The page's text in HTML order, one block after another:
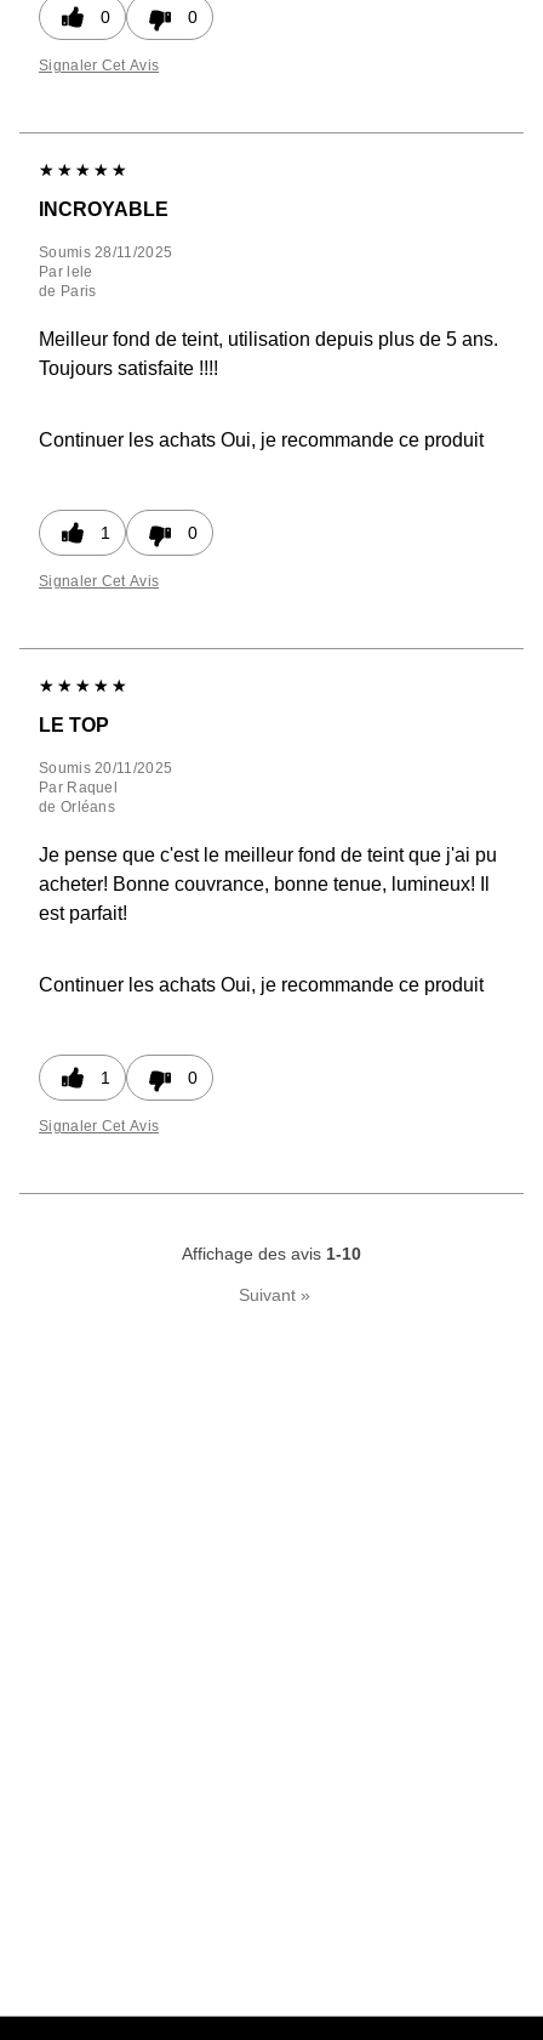
0 0
Signaler Cet Avis
INCROYABLE
Soumis28/11/2025
Par lele
de Paris
Meilleur fond de teint, utilisation depuis plus de 5 ans.
Toujours satisfaite !!!!
Continuer les achats Oui, je recommande ce produit
1 0
Signaler Cet Avis
LE TOP
Soumis20/11/2025
Par Raquel
de Orléans
Je pense que c'est le meilleur fond de teint que j'ai pu
acheter! Bonne couvrance, bonne tenue, lumineux! Il
est parfait!
Continuer les achats Oui, je recommande ce produit
1 0
Signaler Cet Avis
Affichage des avis 1-10
Suivant »